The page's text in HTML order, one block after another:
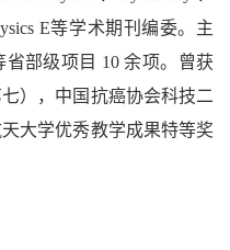
E等学术期刊编委。主
部级项目 10 余项。曾获
），中国抗癌协会科技二
大学优秀教学成果特等奖